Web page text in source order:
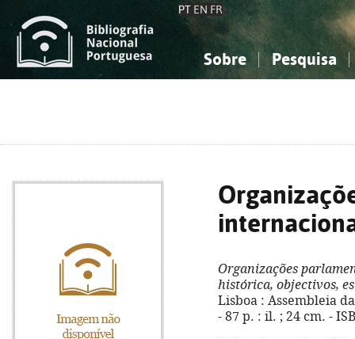
PT EN FR
Sobre Pesquisa
Organizações
histórica, objectivos,
Lisboa : Assembleia
- 87 p. : il. ; 24 cm. -